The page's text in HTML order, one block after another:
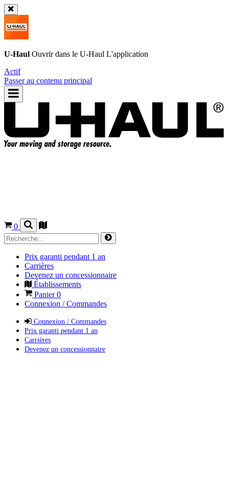
U-Haul Ouvrir dans le U-Haul L'application
Actif
Passer au contenu principal
0
Prix garanti pendant 1 an
Carrières
Devenez un concessionnaire
Établissements
Panier0
Connexion / Commandes
Connexion / Commandes
Prix garanti pendant 1 an
Carrières
Devenez un concessionnaire